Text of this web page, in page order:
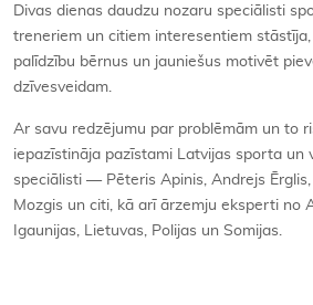
Divas dienas daudzu nozaru speciālisti
treneriem un citiem interesentiem
palīdzību bērnus un jauniešus motivēt
dzīvesveidam.
Ar savu redzējumu par problēmām un to
iepazīstināja pazīstami Latvijas sporta un
speciālisti — Pēteris Apinis, Andrejs
Mozgis un citi, kā arī ārzemju eksperti no
Igaunijas, Lietuvas, Polijas un Somijas.